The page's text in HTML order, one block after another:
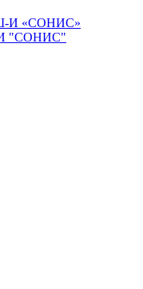
И "СОНИС"